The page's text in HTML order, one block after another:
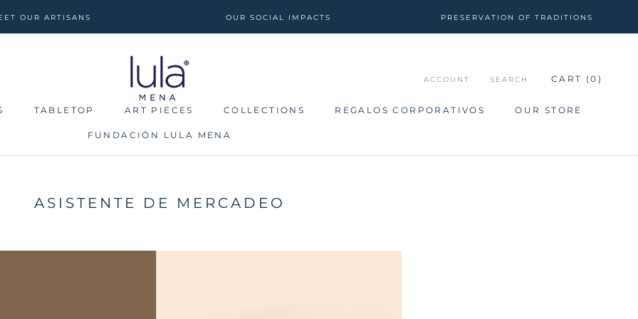
OUR ARTISANS OUR SOCIAL IMPACTS PRESERVATION OF TRADITIONS
TABLETOP ART PIECES COLLECTIONS REGALOS CORPORATIVOS OUR STORE
FUNDACIÓN LULA MENA
ACCOUNT SEARCH CART (0 )
ASISTENTE DE MERCADEO